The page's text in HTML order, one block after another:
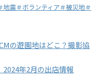
震＃ボランティア＃被災地＃
の遊園地はどこ？撮影協
年2月の出店情報